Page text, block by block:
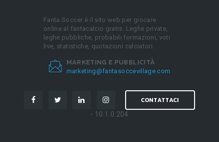
Fanta.Soccer è il sito web per giocare
online al fantacalcio gratis. Leghe private,
leghe pubbliche, probabili formazioni, voti
live, statistiche, quotazioni calciatori.
MARKETING E PUBBLICITÀ
marketing@fantasoccevillage.com
CONTATTACI
- 10.1.0.204